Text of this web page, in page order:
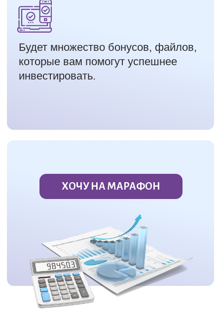
УЧЕНИКОВ КУРСА "ИКА"
УСПЕШНО РАБОТАЮТ ПО
НАШЕЙ СТРАТЕГИИ
250
ПРОВЕРЕННЫХ ДЗ